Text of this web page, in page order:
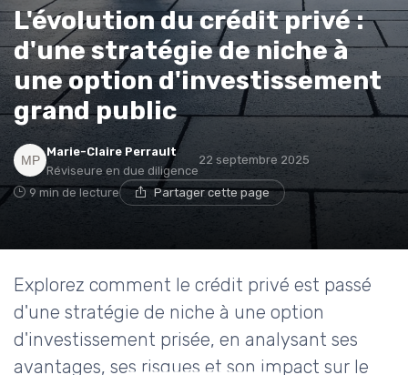
L'évolution du crédit privé :
d'une stratégie de niche à
une option d'investissement
grand public
Marie-Claire Perrault
Réviseure en due diligence
22 septembre 2025
9 min de lecture Partager cette page
Explorez comment le crédit privé est passé
d'une stratégie de niche à une option
d'investissement prisée, en analysant ses
avantages, ses risques et son impact sur le